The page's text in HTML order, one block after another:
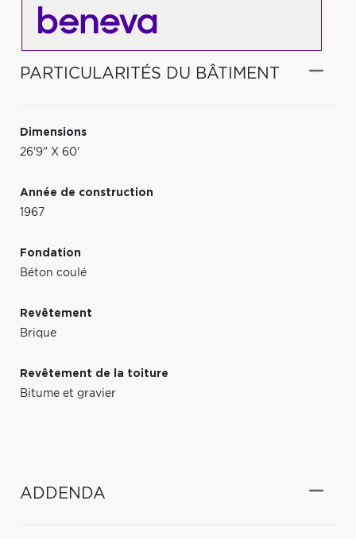
PARTICULARITÉS DU BÂTIMENT
Dimensions
26'9" X 60'
Année de construction
1967
Fondation
Béton coulé
Revêtement
Brique
Revêtement de la toiture
Bitume et gravier
ADDENDA